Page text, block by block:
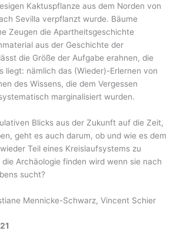
Kaktuspflanze aus dem Norden von
Sevilla verpflanzt wurde. Bäume
Zeugen die Apartheitsgeschichte
aus der Geschichte der
die Größe der Aufgabe erahnen, die
liegt: nämlich das (Wieder)-Erlernen von
des Wissens, die dem Vergessen
marginalisiert wurden.
Blicks aus der Zukunft auf die Zeit,
geht es auch darum, ob und wie es dem
Teil eines Kreislaufsystems zu
Archäologie finden wird wenn sie nach
sucht?
Mennicke-Schwarz, Vincent Schier